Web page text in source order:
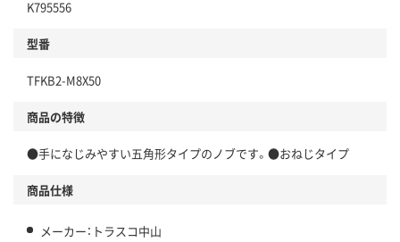
K795556
型番
TFKB2-M8X50
商品の特徴
●手になじみやすい五角形タイプのノブです。●おねじタイプ
商品仕様
メーカー：トラスコ中山